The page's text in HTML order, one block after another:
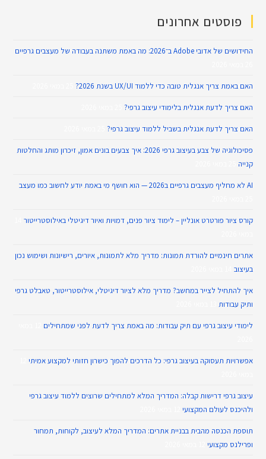
פוסטים אחרונים
החידושים של אדובי Adobe ב־2026: מה באמת משתנה בעבודה של מעצבים גרפיים
האם באמת צריך אנגלית טובה כדי ללמוד UX/UI בשנת 2026?
האם צריך לדעת אנגלית בלימודי עיצוב גרפי?
האם צריך לדעת אנגלית בשביל ללמוד עיצוב גרפי?
פסיכולוגיה של צבע בעיצוב גרפי 2026: איך צבעים בונים אמון, זיכרון מותג והחלטות
קנייה
AI לא מחליף מעצבים גרפיים ב2026 — הוא חושף מי באמת יודע לחשוב כמו מעצב
קורס ציור פורטרט אונליין – לימוד ציור פנים, דמויות ואיור דיגיטלי באילוסטרייטור
אתרים חינמיים להורדת תמונות: מדריך מלא לתמונות, איורים, רישיונות ושימוש נכון
בעיצוב
איך להתחיל לצייר במחשב? מדריך מלא לציור דיגיטלי, אילוסטרייטור, טאבלט גרפי
ותיק עבודות
לימודי עיצוב גרפי עם תיק עבודות: מה באמת צריך לדעת לפני שמתחילים
אפשרויות תעסוקה בעיצוב גרפי: כל הדרכים להפוך כישרון חזותי למקצוע אמיתי
עיצוב גרפי דרישות קבלה: המדריך המלא למתחילים שרוצים ללמוד עיצוב גרפי
ולהיכנס לעולם המקצועי
תוספת הכנסה מהבית בבניית אתרים: המדריך המלא לעיצוב, לקוחות, תמחור
ופרילנס מקצועי